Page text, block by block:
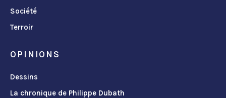
Société
Terroir
OPINIONS
Dessins
La chronique de Philippe Dubath